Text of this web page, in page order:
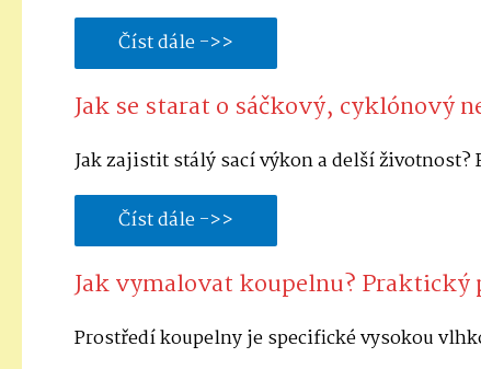
Číst dále ->>
Jak se starat o sáčkový, cyklónový
Jak zajistit stálý sací výkon a delší životnost?
Číst dále ->>
Jak vymalovat koupelnu? Praktický
Prostředí koupelny je specifické vysokou